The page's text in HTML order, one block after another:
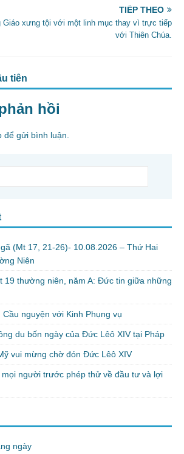
TIẾP THEO
Giáo xưng tội với một linh mục thay vì trực tiếp
với Thiên Chúa.
tiên
hồi
để gửi bình luận.
(Mt 17, 21-26)- 10.08.2026 – Thứ Hai
Niên
19 thường niên, năm A: Đức tin giữa những
nguyện với Kinh Phụng vụ
du bốn ngày của Đức Lêô XIV tại Pháp
vui mừng chờ đón Đức Lêô XIV
mọi người trước phép thử về đầu tư và lợi
ngày